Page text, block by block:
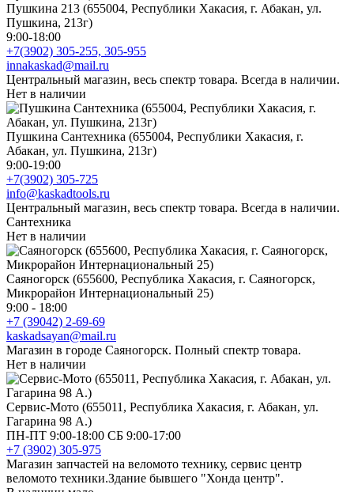
Пушкина 213 (655004, Республики Хакасия, г. Абакан, ул.
Пушкина, 213г)
9:00-18:00
+7(3902) 305-255, 305-955
innakaskad@mail.ru
Центральный магазин, весь спектр товара. Всегда в наличии.
Нет в наличии
Пушкина Сантехника (655004, Республики Хакасия, г.
Абакан, ул. Пушкина, 213г)
9:00-19:00
+7(3902) 305-725
info@kaskadtools.ru
Центральный магазин, весь спектр товара. Всегда в наличии.
Сантехника
Нет в наличии
Саяногорск (655600, Республика Хакасия, г. Саяногорск,
Микрорайон Интернациональный 25)
9:00 - 18:00
+7 (39042) 2-69-69
kaskadsayan@mail.ru
Магазин в городе Саяногорск. Полный спектр товара.
Нет в наличии
Сервис-Мото (655011, Республика Хакасия, г. Абакан, ул.
Гагарина 98 А.)
ПН-ПТ 9:00-18:00 СБ 9:00-17:00
+7 (3902) 305-975
Магазин запчастей на веломото технику, сервис центр
веломото техники.Здание бывшего "Хонда центр".